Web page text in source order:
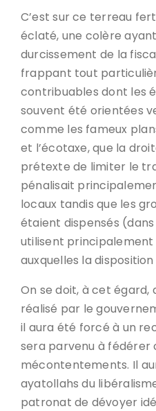
C’est sur ce terreau
éclaté, une colère
durcissement de la
frappant tout
contribuables dont les
souvent été orientées
comme les fameux
et l’écotaxe, que la
prétexte de limiter le
pénalisait
locaux tandis que les
étaient dispensés
utilisent
auxquelles la
On se doit, à cet égard,
réalisé par le
il aura été forcé à un
sera parvenu à fédérer
mécontentements. Il
ayatollahs du
patronat de dévoyer